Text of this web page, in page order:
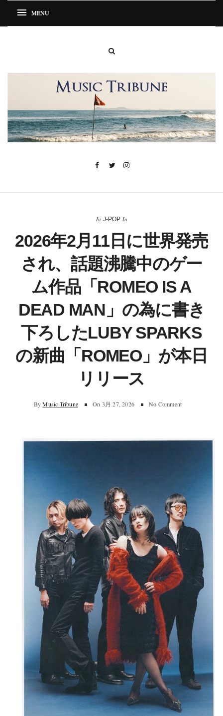
In J-POP In
2026年2月11日に世界発売
され、話題沸騰中のゲー
ム作品「ROMEO IS A
DEAD MAN」の為に書き
下ろしたLUBY SPARKS
の新曲「ROMEO」が本日
リリース
By Music Tribune On 3月 27, 2026 No Comment